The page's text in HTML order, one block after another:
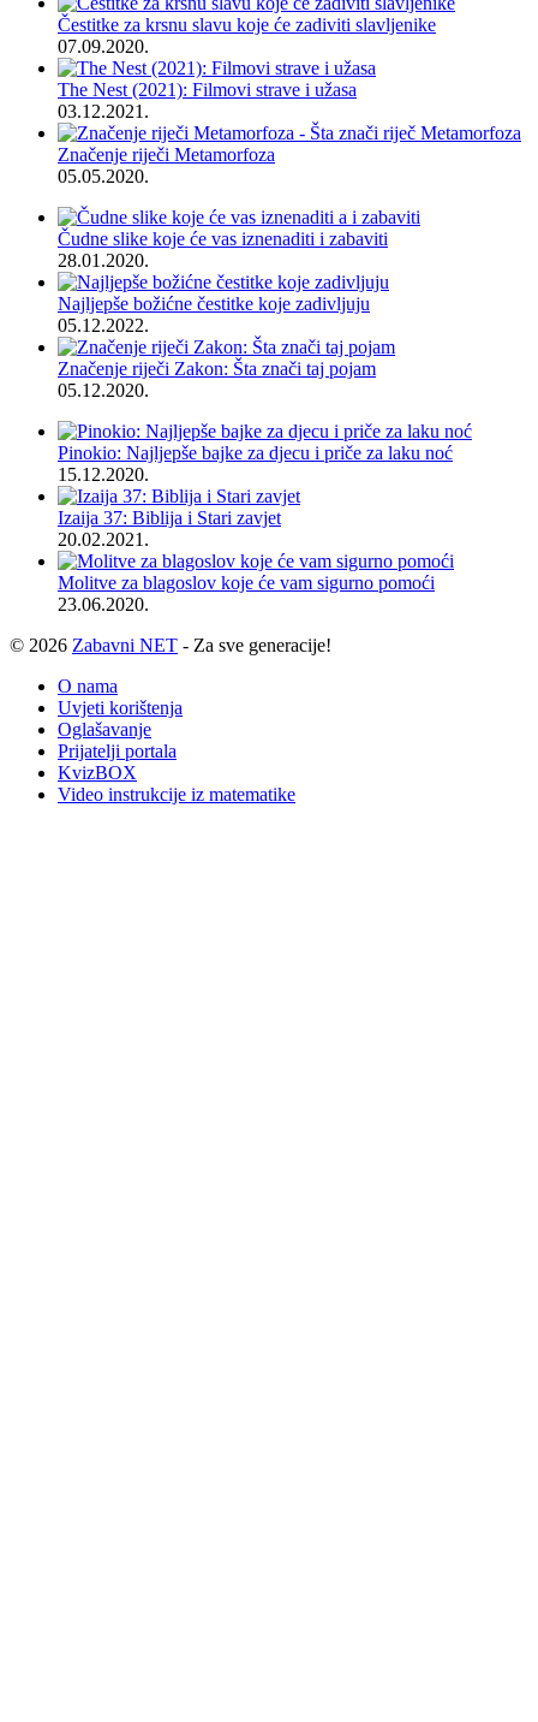
Čestitke za krsnu slavu koje će zadiviti slavljenike
07.09.2020.
The Nest (2021): Filmovi strave i užasa
03.12.2021.
Značenje riječi Metamorfoza
05.05.2020.
Čudne slike koje će vas iznenaditi i zabaviti
28.01.2020.
Najljepše božićne čestitke koje zadivljuju
05.12.2022.
Značenje riječi Zakon: Šta znači taj pojam
05.12.2020.
Pinokio: Najljepše bajke za djecu i priče za laku noć
15.12.2020.
Izaija 37: Biblija i Stari zavjet
20.02.2021.
Molitve za blagoslov koje će vam sigurno pomoći
23.06.2020.
© 2026 Zabavni NET - Za sve generacije!
O nama
Uvjeti korištenja
Oglašavanje
Prijatelji portala
KvizBOX
Video instrukcije iz matematike